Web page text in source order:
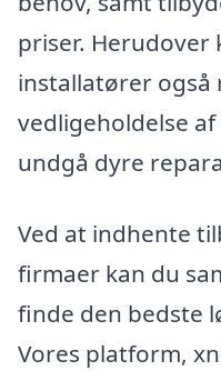
priser. Herudover
installatører også
vedligeholdelse
undgå dyre
Ved at indhente
firmaer kan du
finde den bedste
Vores platform,